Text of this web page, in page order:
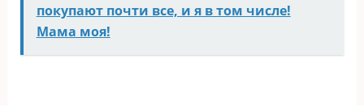
покупают почти все, и я в том числе!
Мама моя!